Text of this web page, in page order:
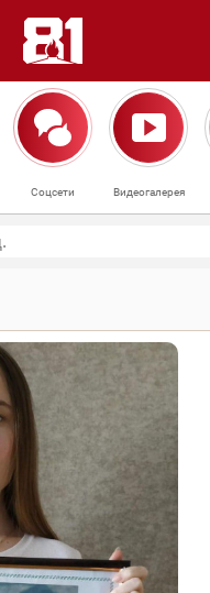
Соцсети Видеогалерея